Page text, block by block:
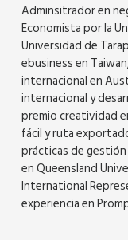
Adminsitrador en
Economista por la
Universidad de
ebusiness en
internacional en
internacional y
premio creatividad
fácil y ruta
prácticas de
en Queensland
International
experiencia en